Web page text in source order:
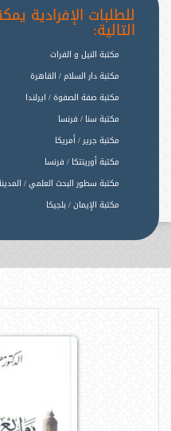
للطلبات الإفرادية
التالية:
مكتبة النيل و الفرات
مكتبة دار السلام / القاهرة
مكتبة صفة الصفوة / ايرلندا
مكتبة سنا / فرنسا
مكتبة جرير / أمريكا
مكتبة أورينتكا / فرنسا
مكتبة سطور البحث العلمي /
مكتبة الإيمان / بلجيكا